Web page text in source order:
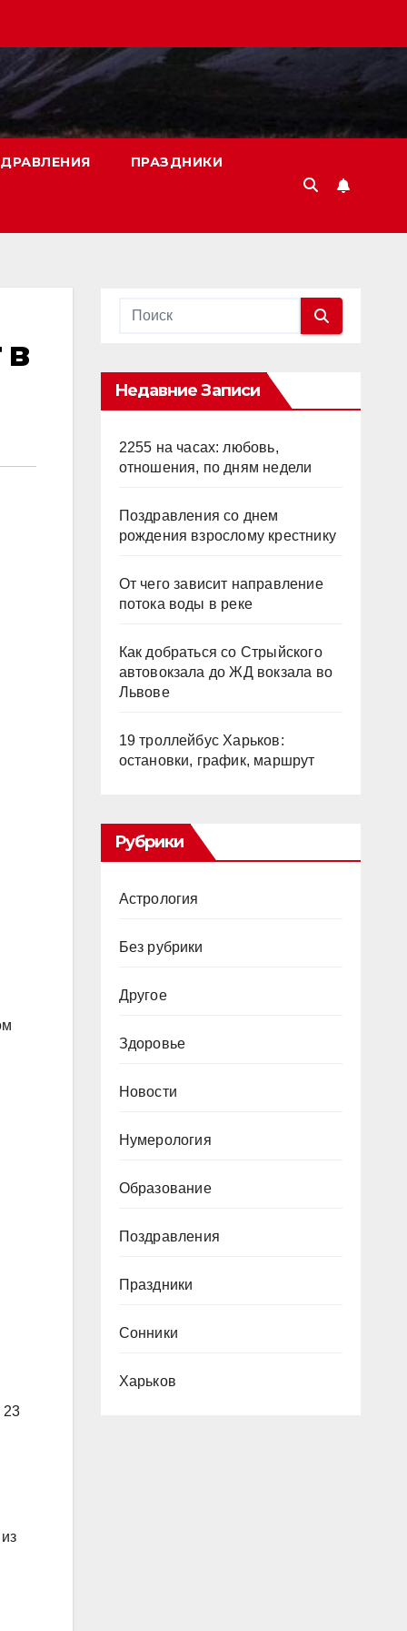
ПРАЗДНИКИ
23
Недавние Записи
2255 на часах: любовь,
отношения, по дням недели
Поздравления со днем
рождения взрослому крестнику
От чего зависит направление
потока воды в реке
Как добраться со Стрыйского
автовокзала до ЖД вокзала во
Львове
19 троллейбус Харьков:
остановки, график, маршрут
Рубрики
Астрология
Без рубрики
Другое
Здоровье
Новости
Нумерология
Образование
Поздравления
Праздники
Сонники
Харьков